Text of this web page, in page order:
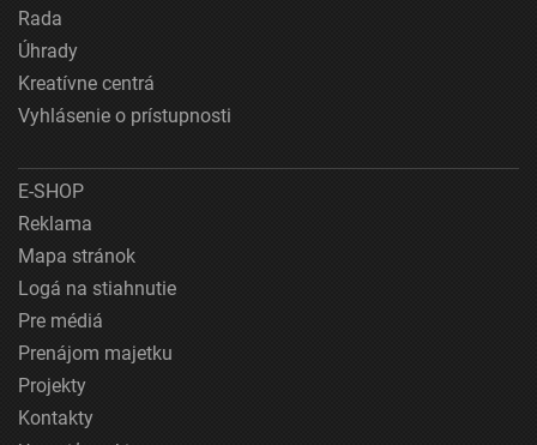
Rada
Úhrady
Kreatívne centrá
Vyhlásenie o prístupnosti
E-SHOP
Reklama
Mapa stránok
Logá na stiahnutie
Pre médiá
Prenájom majetku
Projekty
Kontakty